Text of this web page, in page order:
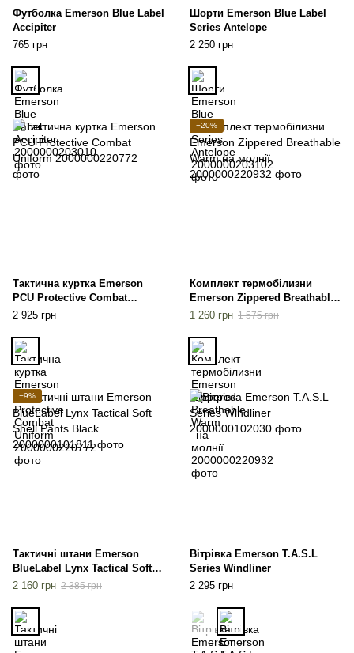
Футболка Emerson Blue Label
Accipiter
765 грн
Шорти Emerson Blue Label
Series Antelope
2 250 грн
Тактична куртка Emerson
PCU Protective Combat
Uniform
2 925 грн
−20%
Комплект термобілизни
Emerson Zippered Breathable
Warm на молнії
1 260 грн 1 575 грн
−9%
Тактичні штани Emerson
BlueLabel Lynx Tactical Soft
Shell Pants Black
2 160 грн 2 385 грн
Вітрівка Emerson T.A.S.L
Series Windliner
2 295 грн